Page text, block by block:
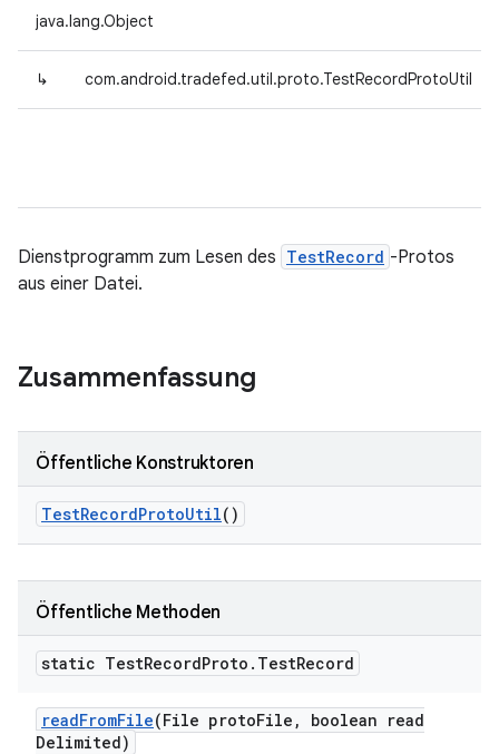
java.lang.Object
↳ com.android.tradefed.util.proto.TestRecordProtoUtil
Dienstprogramm zum Lesen des TestRecord -Protos
aus einer Datei.
Zusammenfassung
Öffentliche Konstruktoren
TestRecordProtoUtil()
Öffentliche Methoden
static TestRecordProto . TestRecord
readFromFile(File protoFile ,
boolean read
Delimited)